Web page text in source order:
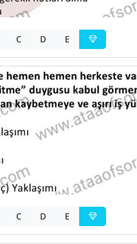
C D E
C D E